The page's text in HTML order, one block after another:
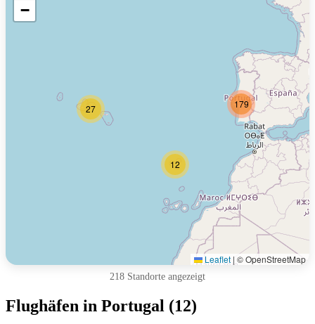
27
12
179
−
Leaflet | © OpenStreetMap
218 Standorte angezeigt
Flughäfen in Portugal (12)